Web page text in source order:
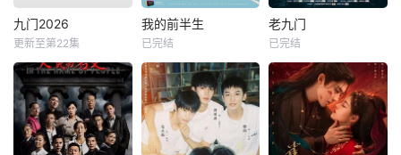
九门2026
更新至第22集
我的前半生
已完结
老九门
已完结